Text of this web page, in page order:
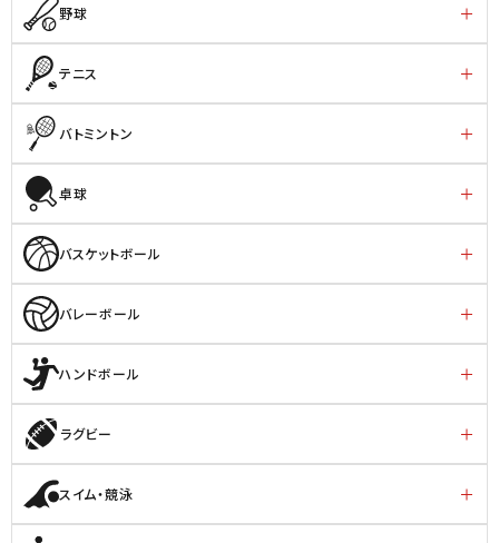
野球
テニス
バトミントン
卓球
バスケットボール
バレーボール
ハンドボール
ラグビー
スイム・競泳